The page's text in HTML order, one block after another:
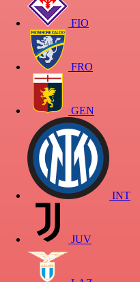
FIO
FRO
GEN
INT
JUV